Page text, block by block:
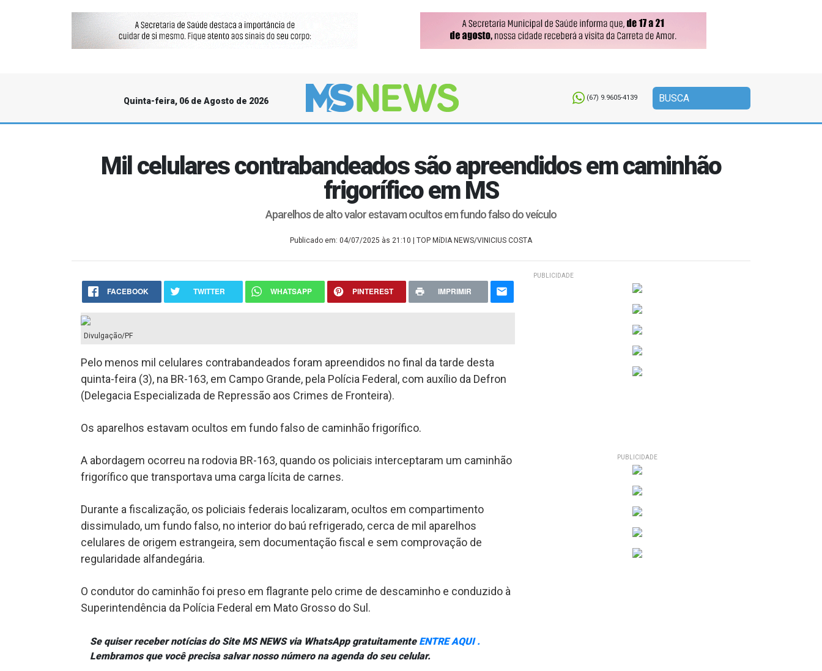
Quinta-feira, 06 de Agosto de 2026 (67) 9.9605-4139
Mil celulares contrabandeados são apreendidos em caminhão
frigorífico em MS
Aparelhos de alto valor estavam ocultos em fundo falso do veículo
Publicado em: 04/07/2025 às 21:10 | TOP MíDIA NEWS/VINICIUS COSTA
FACEBOOK TWITTER WHATSAPP PINTEREST IMPRIMIR
Divulgação/PF
Pelo menos mil celulares contrabandeados foram apreendidos no final da tarde desta
quinta-feira (3), na BR-163, em Campo Grande, pela Polícia Federal, com auxílio da Defron
(Delegacia Especializada de Repressão aos Crimes de Fronteira).
Os aparelhos estavam ocultos em fundo falso de caminhão frigorífico.
A abordagem ocorreu na rodovia BR-163, quando os policiais interceptaram um caminhão
frigorífico que transportava uma carga lícita de carnes.
Durante a fiscalização, os policiais federais localizaram, ocultos em compartimento
dissimulado, um fundo falso, no interior do baú refrigerado, cerca de mil aparelhos
celulares de origem estrangeira, sem documentação fiscal e sem comprovação de
regularidade alfandegária.
O condutor do caminhão foi preso em flagrante pelo crime de descaminho e conduzido à
Superintendência da Polícia Federal em Mato Grosso do Sul.
Se quiser receber notícias do Site MS NEWS via WhatsApp gratuitamente ENTRE AQUI .
Lembramos que você precisa salvar nosso número na agenda do seu celular.
PUBLICIDADE
PUBLICIDADE